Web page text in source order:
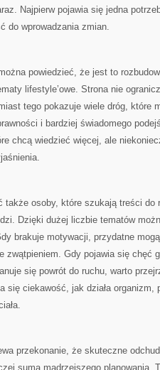
Najpierw pojawia się jedna
do wprowadzania zmian.
powiedzieć, że jest to
lifestyle’owe. Strona nie
tego pokazuje wiele dróg, które
i bardziej świadomego
chcą wiedzieć więcej, ale
także osoby, które szukają treści do
Dzięki dużej liczbie tematów
brakuje motywacji, przydatne
zwątpieniem. Gdy pojawia się chęć
się powrót do ruchu, warto
się ciekawość, jak działa organizm,
przekonanie, że skuteczne
suma mądrzejszego planowania.